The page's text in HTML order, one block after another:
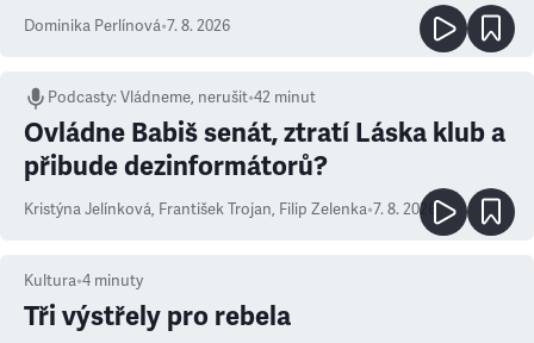
Dominika Perlínová•7. 8. 2026
Podcasty:Vládneme, nerušit•42 minut
Ovládne Babiš senát, ztratí Láska klub a
přibude dezinformátorů?
Kristýna Jelínková, František Trojan, Filip Zelenka•7. 8. 2026
Kultura•4 minuty
Tři výstřely pro rebela